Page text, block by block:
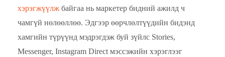
хэрэгжүүлж байгаа нь маркетер бидний ажилд ч
чамгүй нөлөөллөө. Эдгээр өөрчлөлтүүдийн бидэнд
хамгийн түрүүнд мэдрэгдэж буй зүйлс Stories,
Messenger, Instagram Direct мэссэжийн хэрэглээг